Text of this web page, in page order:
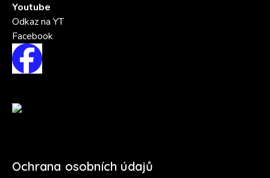
Youtube
Odkaz na YT
Facebook
Ochrana osobních údajů